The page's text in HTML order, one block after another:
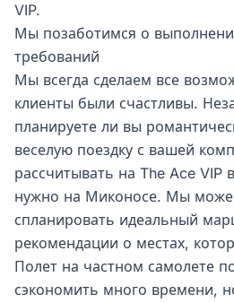
VIP.
Мы позаботимся о
требований
Мы всегда сделаем все
клиенты были счастливы.
планируете ли вы
веселую поездку с вашей
рассчитывать на The Ace VIP
нужно на Миконосе. Мы
спланировать идеальный
рекомендации о местах,
Полет на частном самолете
сэкономить много времени,